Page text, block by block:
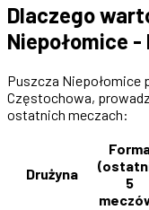
Dlaczego
Niepołomice
Puszcza Niepołomice
Częstochowa,
ostatnich meczach:
Drużyna
5